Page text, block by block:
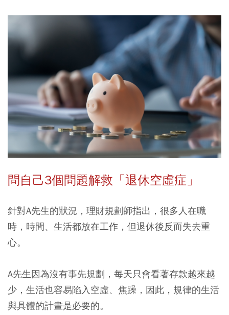
問自己3個問題解救「退休空虛症」
針對A先生的狀況，理財規劃師指出，很多人在職
時，時間、生活都放在工作，但退休後反而失去重
心。
A先生因為沒有事先規劃，每天只會看著存款越來越
少，生活也容易陷入空虛、焦躁，因此，規律的生活
與具體的計畫是必要的。